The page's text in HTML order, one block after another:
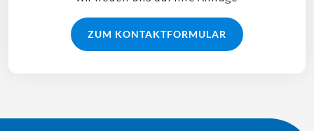
ZUM KONTAKTFORMULAR